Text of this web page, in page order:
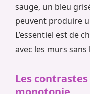
sauge, un bleu
peuvent produire
L’essentiel est de
avec les murs sans
Les